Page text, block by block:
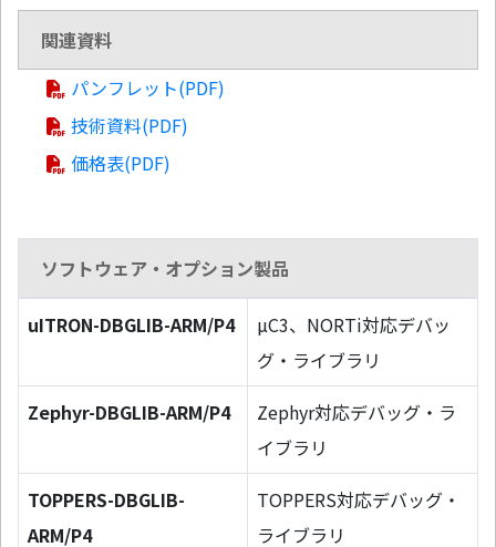
関連資料
パンフレット(PDF)
技術資料(PDF)
価格表(PDF)
ソフトウェア・オプション製品
uITRON-DBGLIB-ARM/P4
µC3、NORTi対応デバッ
グ・ライブラリ
Zephyr-DBGLIB-ARM/P4
Zephyr対応デバッグ・ラ
イブラリ
TOPPERS-DBGLIB-
ARM/P4
TOPPERS対応デバッグ・
ライブラリ